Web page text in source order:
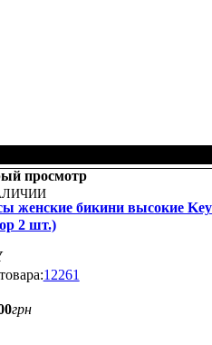
просмотр
женские бикини высокие
2 шт.)
12261
грн